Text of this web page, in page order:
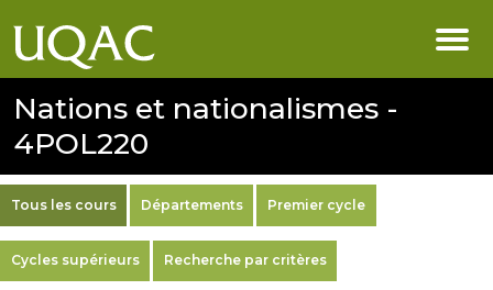
Nations et nationalismes -
4POL220
Tous les cours Départements Premier cycle
Cycles supérieurs Recherche par critères